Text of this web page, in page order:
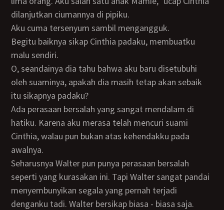
dilanjutkan ciumannya di pipiku.
Aku cuma tersenyum sambil mengangguk.
Begitu baiknya sikap Cinthia padaku, membuatku
malu sendiri.
O, seandainya dia tahu bahwa aku baru disetubuhi
oleh suaminya, apakah dia masih tetap akan sebaik
itu sikapnya padaku?
Ada perasaan bersalah yang sangat mendalam di
hatiku. Karena aku merasa telah mencuri suami
Cinthia, walau pun bukan atas kehendakku pada
awalnya.
Seharusnya Walter pun punya perasaan bersalah
seperti yang kurasakan ini. Tapi Walter sangat pandai
menyembunyikan segala yang pernah terjadi
denganku tadi. Walter bersikap biasa - biasa saja.